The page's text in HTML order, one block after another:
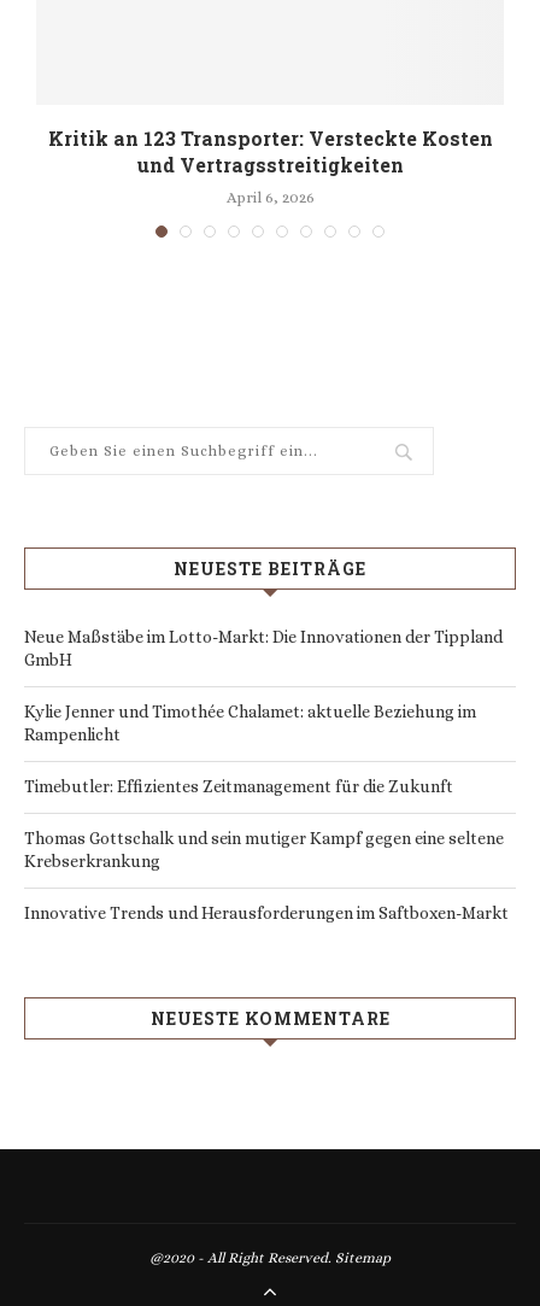
Kritik an 123 Transporter: Versteckte Kosten
und Vertragsstreitigkeiten
April 6, 2026
NEUESTE BEITRÄGE
Neue Maßstäbe im Lotto-Markt: Die Innovationen der Tippland
GmbH
Kylie Jenner und Timothée Chalamet: aktuelle Beziehung im
Rampenlicht
Timebutler: Effizientes Zeitmanagement für die Zukunft
Thomas Gottschalk und sein mutiger Kampf gegen eine seltene
Krebserkrankung
Innovative Trends und Herausforderungen im Saftboxen-Markt
NEUESTE KOMMENTARE
@2020 - All Right Reserved. Sitemap